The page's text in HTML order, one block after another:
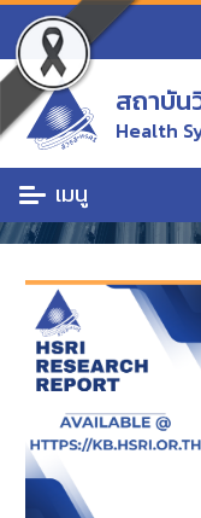
สถาบัน
Health
เมนู
หน้าแรก
ค้นหางานวิจัย
การเปลี่ยนแปลงของการจัดบ
โอนโรงพยาบาลส่งเสริมสุขภ
งานวิจัย มาใหม่
งานวิจัยมาใหม่แนะนำ